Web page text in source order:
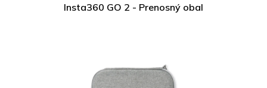
Insta360 GO 2 - Prenosný obal